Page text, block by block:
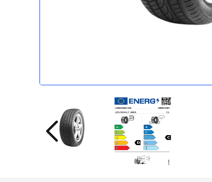
Previous